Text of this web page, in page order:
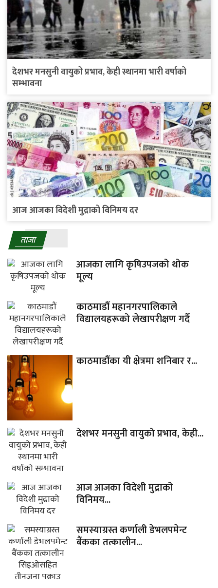
देशभर मनसुनी वायुको प्रभाव, केही स्थानमा भारी वर्षाको
सम्भावना
आज आजका विदेशी मुद्राको विनिमय दर
ताजा
आजका लागि कृषिउपजको थोक
मूल्य
काठमाडौं महानगरपालिकाले
विद्यालयहरूको लेखापरीक्षण गर्दै
काठमाडौंका यी क्षेत्रमा शनिबार र...
देशभर मनसुनी वायुको प्रभाव, केही...
आज आजका विदेशी मुद्राको
विनिमय...
समस्याग्रस्त कर्णाली डेभलपमेन्ट
बैंकका तत्कालीन...